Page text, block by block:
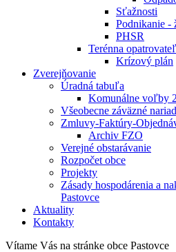
Sťažnosti
Podnikanie -
PHSR
Terénna
Krízový plán
Zverejňovanie
Úradná tabuľa
Komunálne voľby
Všeobecne záväzné
Zmluvy-Faktúry-
Archiv FZO
Verejné obstarávanie
Rozpočet obce
Projekty
Zásady hospodárenia a
Pastovce
Aktuality
Kontakty
Vítame Vás na stránke obce Pastovce